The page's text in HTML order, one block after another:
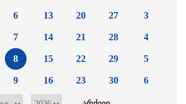
6
7
8
9
13
14
15
16
20
21
22
23
27
28
29
30
3
4
5
6